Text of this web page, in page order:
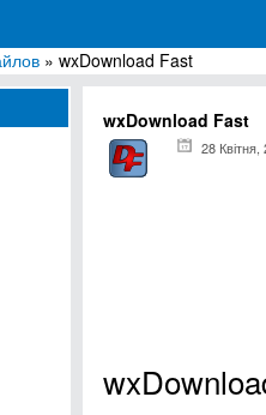
программ для Windows
» wxDownload Fast
wxDownload Fast
28 Квітня,